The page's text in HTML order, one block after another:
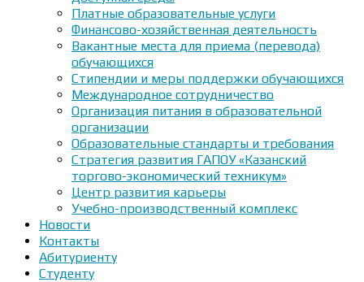
Платные образовательные услуги
Финансово-хозяйственная деятельность
Вакантные места для приема (перевода)
обучающихся
Стипендии и меры поддержки обучающихся
Международное сотрудничество
Организация питания в образовательной
организации
Образовательные стандарты и требования
Стратегия развития ГАПОУ «Казанский
торгово-экономический техникум»
Центр развития карьеры
Учебно-производственный комплекс
Новости
Контакты
Абитуриенту
Студенту